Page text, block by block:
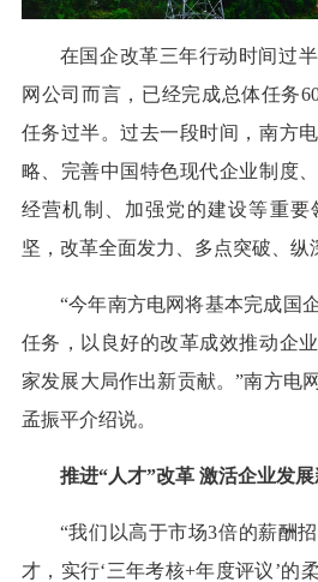
在国企改革三年行动时间过
网公司而言，已经完成总体任务
任务过半。过去一段时间，南方
略、完善中国特色现代企业制度
经营机制、加强党的建设等重
坚，改革全面发力、多点突破、纵
“今年南方电网将基本完成国
任务，以良好的改革成效推动企
家发展大局作出新贡献。”南方电
孟振平介绍说。
推进“人才”改革 激活企业发
“我们以高于市场3倍的薪酬
才，实行‘三年考核+年度评议’的